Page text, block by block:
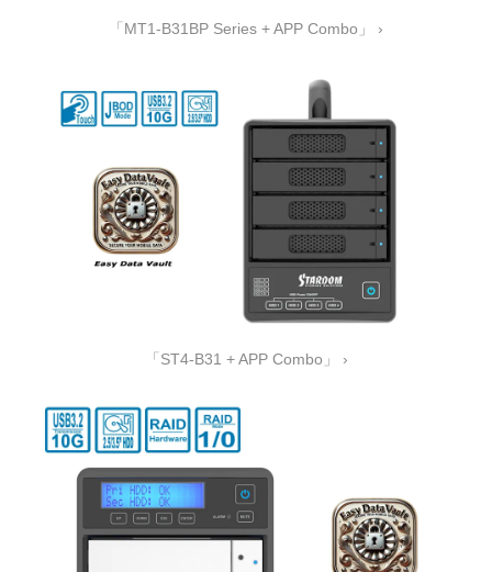
「MT1-B31BP Series + APP Combo」 ›
「ST4-B31 + APP Combo」 ›